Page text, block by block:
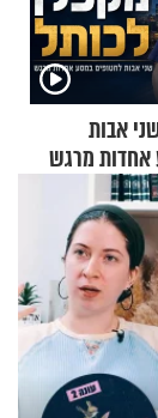
אבות
אחדות מרגש